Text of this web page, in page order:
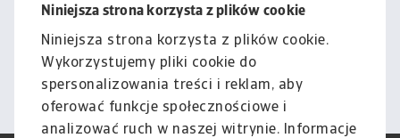
Niniejsza strona korzysta z plików cookie
Niniejsza strona korzysta z plików cookie.
Wykorzystujemy pliki cookie do
spersonalizowania treści i reklam, aby
oferować funkcje społecznościowe i
analizować ruch w naszej witrynie. Informacje
podlega naszemu wyłączeniu
odpowiedzialności.
Informacje